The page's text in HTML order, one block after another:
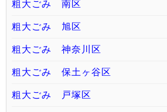
粗大ごみ 南区
粗大ごみ 旭区
粗大ごみ 神奈川区
粗大ごみ 保土ヶ谷区
粗大ごみ 戸塚区